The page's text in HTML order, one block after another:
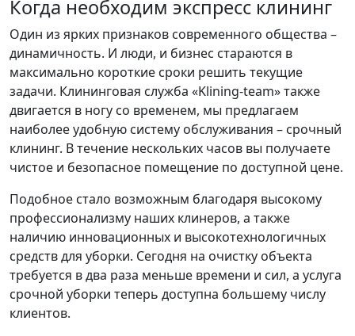
Когда необходим экспресс клининг
Один из ярких признаков современного общества –
динамичность. И люди, и бизнес стараются в
максимально короткие сроки решить текущие
задачи. Клининговая служба «Klining-team» также
двигается в ногу со временем, мы предлагаем
наиболее удобную систему обслуживания – срочный
клининг. В течение нескольких часов вы получаете
чистое и безопасное помещение по доступной цене.
Подобное стало возможным благодаря высокому
профессионализму наших клинеров, а также
наличию инновационных и высокотехнологичных
средств для уборки. Сегодня на очистку объекта
требуется в два раза меньше времени и сил, а услуга
срочной уборки теперь доступна большему числу
клиентов.